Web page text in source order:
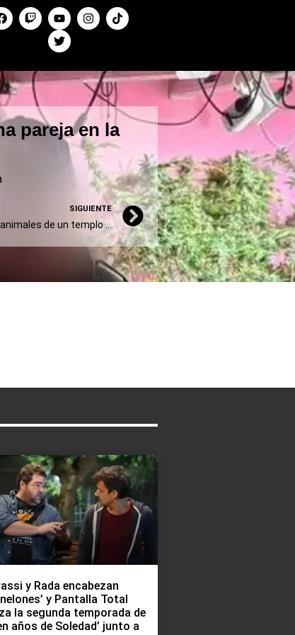
pareja en la
SIGUIENTE
Quilmes: rescataron más de 40 animales de un templo umbanda antes de que los sacrificaran
y Rada encabezan
y Pantalla Total
la segunda temporada de
años de Soledad’ junto a